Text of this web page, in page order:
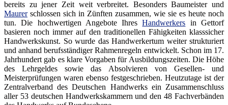
bereits zu jener Zeit weit verbreitet. Besonders Baumeister und
Maurerschlossen sich in Zünften zusammen, wie sie es heute noch
tun. Die hochwertigen Angebote IhresHandwerkers in Gettorf
basieren noch immer auf den traditionellen Fähigkeiten klasssicher
Handwerkskunst. So wurde das Handwerkertum weiter strukturiert
und anhand berufsständiger Rahmenregeln entwickelt. Schon im 17.
Jahrhundert gab es klare Vorgaben für Ausbildungszeiten. Die Höhe
des Lehrgeldes sowie das Absolvieren von Gesellen- und
Meisterprüfungen waren ebenso festgeschrieben. Heutzutage ist der
Zentralverband des Deutschen Handwerks ein Zusammenschluss
aller 53 deutschen Handwerkskammern und den 48 Fachverbänden